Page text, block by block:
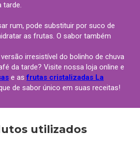
tarde.
rum, pode substituir por suco de
as frutas. O sabor também
irresistível do bolinho de chuva
da tarde? Visite nossa loja online e
e asfrutas cristalizadas La
de sabor único em suas receitas!
utilizados